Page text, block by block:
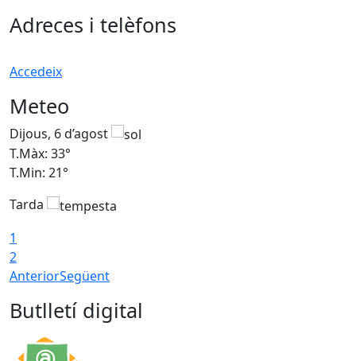
Adreces i telèfons
Accedeix
Meteo
Dijous, 6 d’agost
T.Màx: 33°
T.Min: 21°
Tarda
1
2
AnteriorSegüent
Butlletí digital